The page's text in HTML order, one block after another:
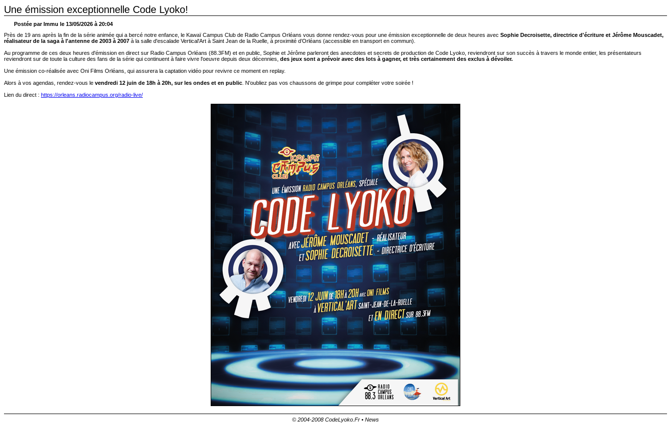
Une émission exceptionnelle Code Lyoko!
Postée par Immu le 13/05/2026 à 20:04
Près de 19 ans après la fin de la série animée qui a bercé notre enfance, le Kawaï Campus Club de Radio Campus Orléans vous donne rendez-vous pour une émission exceptionnelle de deux heures avec Sophie Decroisette, directrice d'écriture et Jérôme Mouscadet,
réalisateur de la saga à l'antenne de 2003 à 2007 à la salle d'escalade Vertical'Art à Saint Jean de la Ruelle, à proximité d’Orléans (accessible en transport en commun).
Au programme de ces deux heures d'émission en direct sur Radio Campus Orléans (88.3FM) et en public, Sophie et Jérôme parleront des anecdotes et secrets de production de Code Lyoko, reviendront sur son succès à travers le monde entier, les présentateurs
reviendront sur de toute la culture des fans de la série qui continuent à faire vivre l'oeuvre depuis deux décennies, des jeux sont a prévoir avec des lots à gagner, et très certainement des exclus à dévoiler.
Une émission co-réalisée avec Oni Films Orléans, qui assurera la captation vidéo pour revivre ce moment en replay.
Alors à vos agendas, rendez-vous le vendredi 12 juin de 18h à 20h, sur les ondes et en public . N'oubliez pas vos chaussons de grimpe pour compléter votre soirée !
Lien du direct : https://orleans.radiocampus.org/radio-live/
© 2004-2008 CodeLyoko.Fr • News